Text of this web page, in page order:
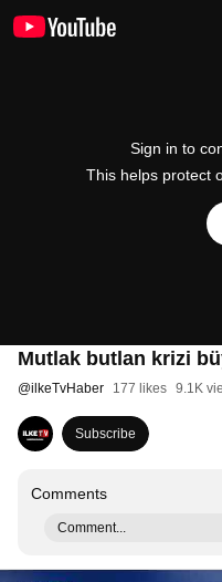
Sign in to
This helps protect
Mutlak butlan krizi
@ilkeTvHaber 177 likes 9.1K
Subscribe
Comments
Comment...